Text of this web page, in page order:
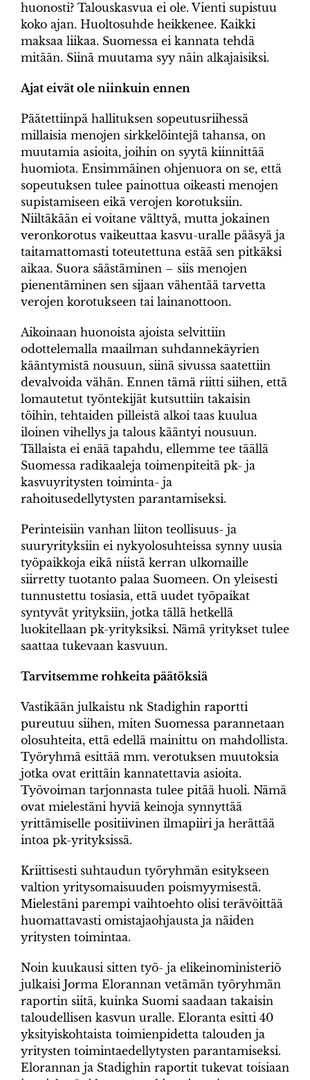
huonosti? Talouskasvua ei ole. Vienti supistuu
koko ajan. Huoltosuhde heikkenee. Kaikki
maksaa liikaa. Suomessa ei kannata tehdä
mitään. Siinä muutama syy näin alkajaisiksi.
Ajat eivät ole niinkuin ennen
Päätettiinpä hallituksen sopeutusriihessä
millaisia menojen sirkkelöintejä tahansa, on
muutamia asioita, joihin on syytä kiinnittää
huomiota. Ensimmäinen ohjenuora on se, että
sopeutuksen tulee painottua oikeasti menojen
supistamiseen eikä verojen korotuksiin.
Niiltäkään ei voitane välttyä, mutta jokainen
veronkorotus vaikeuttaa kasvu-uralle pääsyä ja
taitamattomasti toteutettuna estää sen pitkäksi
aikaa. Suora säästäminen – siis menojen
pienentäminen sen sijaan vähentää tarvetta
verojen korotukseen tai lainanottoon.
Aikoinaan huonoista ajoista selvittiin
odottelemalla maailman suhdannekäyrien
kääntymistä nousuun, siinä sivussa saatettiin
devalvoida vähän. Ennen tämä riitti siihen, että
lomautetut työntekijät kutsuttiin takaisin
töihin, tehtaiden pilleistä alkoi taas kuulua
iloinen vihellys ja talous kääntyi nousuun.
Tällaista ei enää tapahdu, ellemme tee täällä
Suomessa radikaaleja toimenpiteitä pk- ja
kasvuyritysten toiminta- ja
rahoitusedellytysten parantamiseksi.
Perinteisiin vanhan liiton teollisuus- ja
suuryrityksiin ei nykyolosuhteissa synny uusia
työpaikkoja eikä niistä kerran ulkomaille
siirretty tuotanto palaa Suomeen. On yleisesti
tunnustettu tosiasia, että uudet työpaikat
syntyvät yrityksiin, jotka tällä hetkellä
luokitellaan pk-yrityksiksi. Nämä yritykset tulee
saattaa tukevaan kasvuun.
Tarvitsemme rohkeita päätöksiä
Vastikään julkaistu nk Stadighin raportti
pureutuu siihen, miten Suomessa parannetaan
olosuhteita, että edellä mainittu on mahdollista.
Työryhmä esittää mm. verotuksen muutoksia
jotka ovat erittäin kannatettavia asioita.
Työvoiman tarjonnasta tulee pitää huoli. Nämä
ovat mielestäni hyviä keinoja synnyttää
yrittämiselle positiivinen ilmapiiri ja herättää
intoa pk-yrityksissä.
Kriittisesti suhtaudun työryhmän esitykseen
valtion yritysomaisuuden poismyymisestä.
Mielestäni parempi vaihtoehto olisi terävöittää
huomattavasti omistajaohjausta ja näiden
yritysten toimintaa.
Noin kuukausi sitten työ- ja elikeinoministeriö
julkaisi Jorma Elorannan vetämän työryhmän
raportin siitä, kuinka Suomi saadaan takaisin
taloudellisen kasvun uralle. Eloranta esitti 40
yksityiskohtaista toimienpidetta talouden ja
yritysten toimintaedellytysten parantamiseksi.
Elorannan ja Stadighin raportit tukevat toisiaan